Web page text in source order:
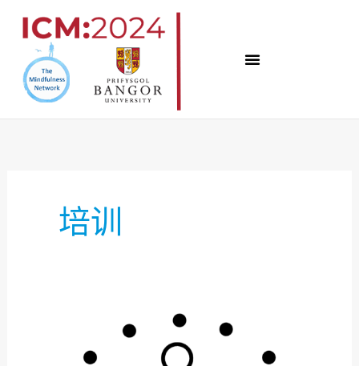
培训
班、